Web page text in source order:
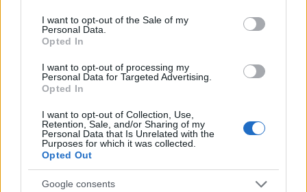
consent section.
I want to opt-out of the Sale of my
Personal Data.
Opted In
I want to opt-out of processing my
Personal Data for Targeted Advertising.
Opted In
I want to opt-out of Collection, Use,
Retention, Sale, and/or Sharing of my
Personal Data that Is Unrelated with the
Purposes for which it was collected.
Opted Out
Google consents
El Brent cae un 8.3% y arrastra a las materias primas
Lucía Herrera · 7 Ago 2026